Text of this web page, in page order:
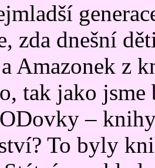
zda dnešní
Amazonek z
tak jako
–
To byly